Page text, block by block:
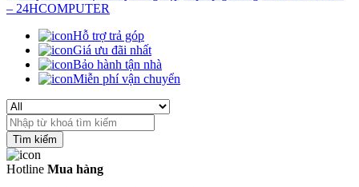
Hỗ trợ trả góp
Giá ưu đãi nhất
Bảo hành tận nhà
Miễn phí vận chuyển
Search
for:
Hotline Mua hàng